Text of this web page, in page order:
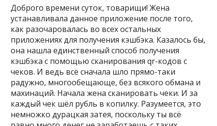
Доброго времени суток, товарищи! Жена
устанавливала данное приложение после того,
как разочаровалась во всех остальных
приложениях для получения кэшбэка. Казалось бы,
она нашла единственный способ получения
кэшбэка с помощью сканирования qr-кодов с
чеков. И ведь всё сначала шло прямо-таки
радужно, многообещающе, без всякого обмана и
махинаций. Начала жена сканировать чеки. И за
каждый чек шёл рубль в копилку. Разумеется, это
немножко дурацкая затея, поскольку ты всё